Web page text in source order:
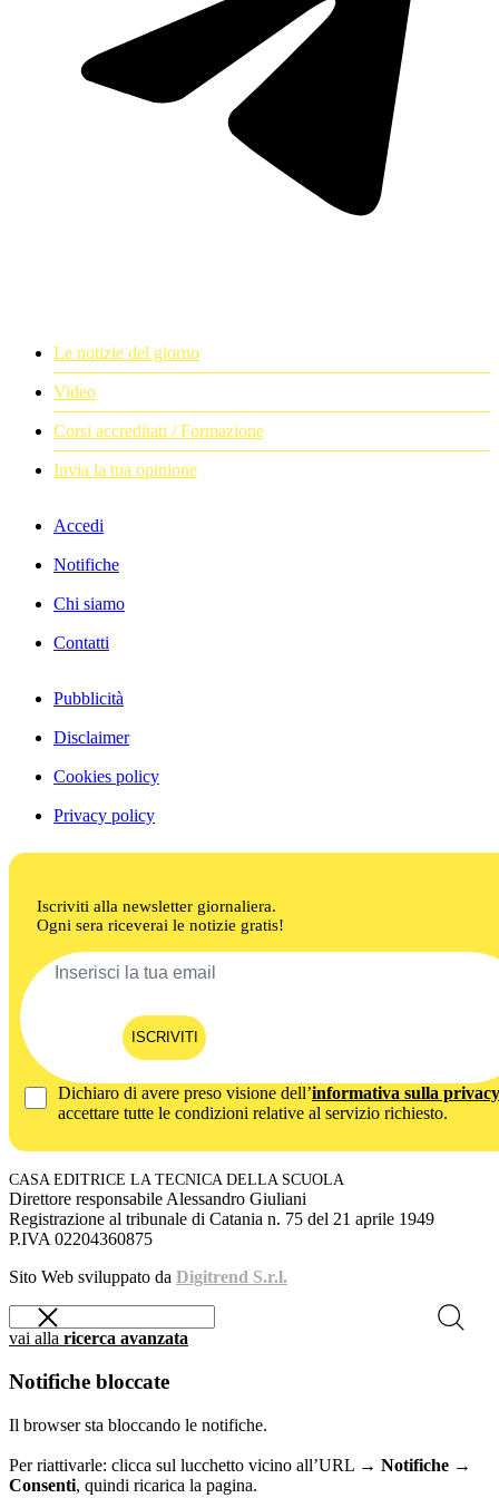
Le notizie del giorno
Video
Corsi accreditati / Formazione
Invia la tua opinione
Accedi
Notifiche
Chi siamo
Contatti
Pubblicità
Disclaimer
Cookies policy
Privacy policy
Iscriviti alla newsletter giornaliera.
Ogni sera riceverai le notizie gratis!
ISCRIVITI
Dichiaro di avere preso visione dell’informativa sulla privacy
accettare tutte le condizioni relative al servizio richiesto.
CASA EDITRICE LA TECNICA DELLA SCUOLA
Direttore responsabile Alessandro Giuliani
Registrazione al tribunale di Catania n. 75 del 21 aprile 1949
P.IVA 02204360875
Sito Web sviluppato da Digitrend S.r.l.
vai alla ricerca avanzata
Notifiche bloccate
Il browser sta bloccando le notifiche.
Per riattivarle: clicca sul lucchetto vicino all’URL → Notifiche →
Consenti, quindi ricarica la pagina.